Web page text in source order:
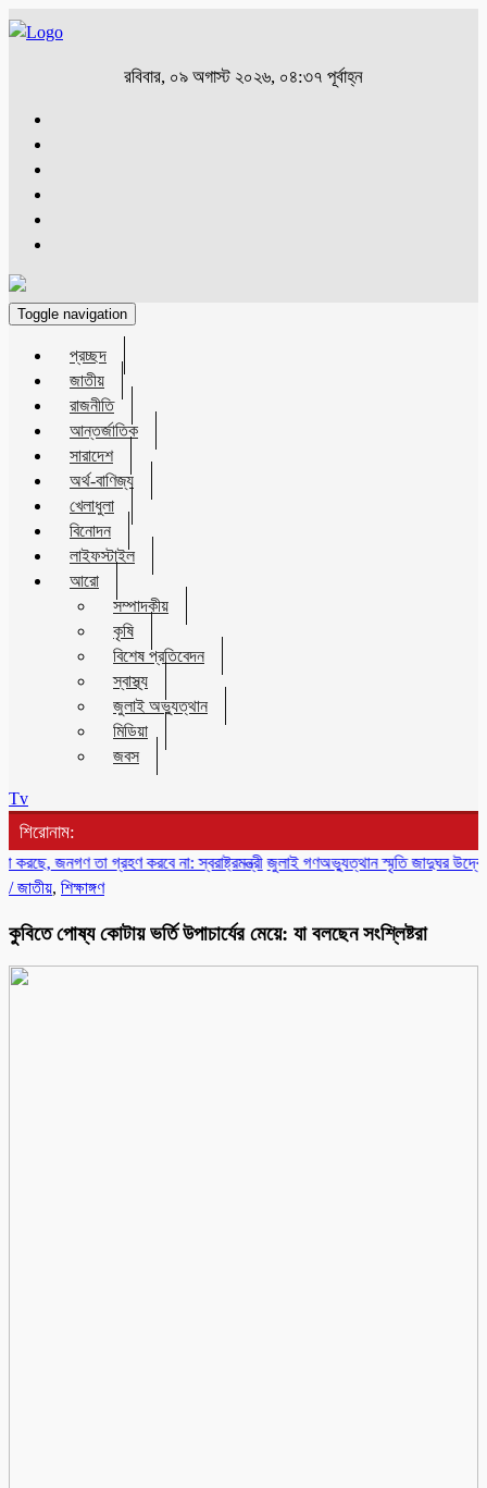
রবিবার, ০৯ অগাস্ট ২০২৬, ০৪:৩৭ পূর্বাহ্ন
Toggle navigation
প্রচ্ছদ
জাতীয়
রাজনীতি
আন্তর্জাতিক
সারাদেশ
অর্থ-বাণিজ্য
খেলাধুলা
বিনোদন
লাইফস্টাইল
আরো
সম্পাদকীয়
কৃষি
বিশেষ প্রতিবেদন
স্বাস্থ্য
জুলাই অভ্যুত্থান
মিডিয়া
জবস
Tv
শিরোনাম:
জনগণ তা গ্রহণ করবে না: স্বরাষ্ট্রমন্ত্রী জুলাই গণঅভ্যুত্থান স্মৃতি জাদুঘর উদ্বোধন
/জাতীয়, শিক্ষাঙ্গণ
কুবিতে পোষ্য কোটায় ভর্তি উপাচার্যের মেয়ে: যা বলছেন সংশ্লিষ্টরা